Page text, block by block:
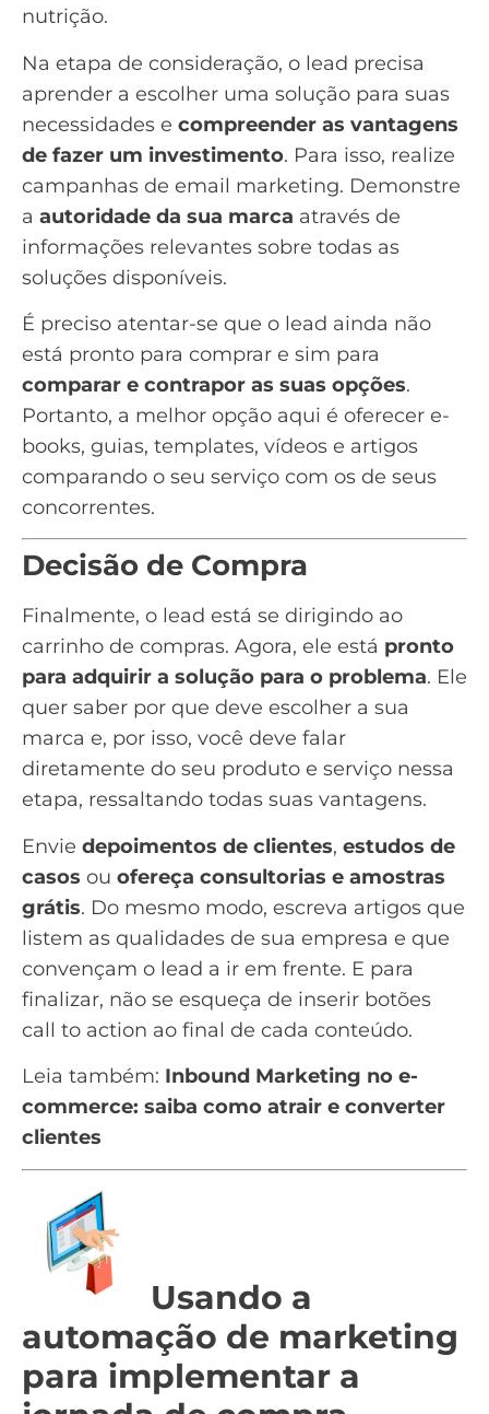
nutrição.
Na etapa de consideração, o lead precisa
aprender a escolher uma solução para suas
necessidades e compreender as vantagens
de fazer um investimento. Para isso, realize
campanhas de email marketing. Demonstre
a autoridade da sua marca através de
informações relevantes sobre todas as
soluções disponíveis.
É preciso atentar-se que o lead ainda não
está pronto para comprar e sim para
comparar e contrapor as suas opções.
Portanto, a melhor opção aqui é oferecer e-
books, guias, templates, vídeos e artigos
comparando o seu serviço com os de seus
concorrentes.
Decisão de Compra
Finalmente, o lead está se dirigindo ao
carrinho de compras. Agora, ele está pronto
para adquirir a solução para o problema. Ele
quer saber por que deve escolher a sua
marca e, por isso, você deve falar
diretamente do seu produto e serviço nessa
etapa, ressaltando todas suas vantagens.
Envie depoimentos de clientes, estudos de
casos ou ofereça consultorias e amostras
grátis. Do mesmo modo, escreva artigos que
listem as qualidades de sua empresa e que
convençam o lead a ir em frente. E para
finalizar, não se esqueça de inserir botões
call to action ao final de cada conteúdo.
Leia também: Inbound Marketing no e-
commerce: saiba como atrair e converter
clientes
Usando a
automação de marketing
para implementar a